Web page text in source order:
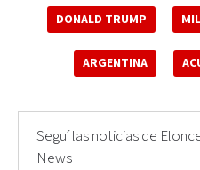
DONALD TRUMP
ARGENTINA
Seguí las noticias de
News